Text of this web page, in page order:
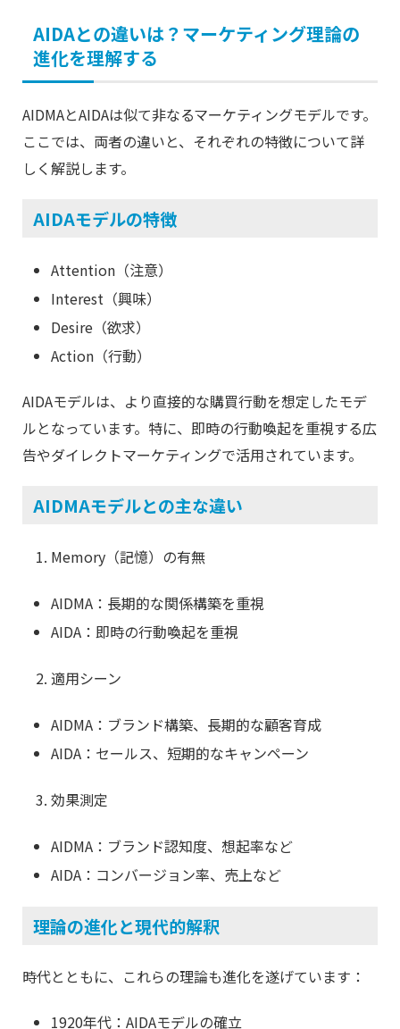
AIDAとの違いは？マーケティング理論の
進化を理解する
AIDMAとAIDAは似て非なるマーケティングモデルです。
ここでは、両者の違いと、それぞれの特徴について詳
しく解説します。
AIDAモデルの特徴
Attention（注意）
Interest（興味）
Desire（欲求）
Action（行動）
AIDAモデルは、より直接的な購買行動を想定したモデ
ルとなっています。特に、即時の行動喚起を重視する広
告やダイレクトマーケティングで活用されています。
AIDMAモデルとの主な違い
Memory（記憶）の有無
AIDMA：長期的な関係構築を重視
AIDA：即時の行動喚起を重視
適用シーン
AIDMA：ブランド構築、長期的な顧客育成
AIDA：セールス、短期的なキャンペーン
効果測定
AIDMA：ブランド認知度、想起率など
AIDA：コンバージョン率、売上など
理論の進化と現代的解釈
時代とともに、これらの理論も進化を遂げています：
1920年代：AIDAモデルの確立